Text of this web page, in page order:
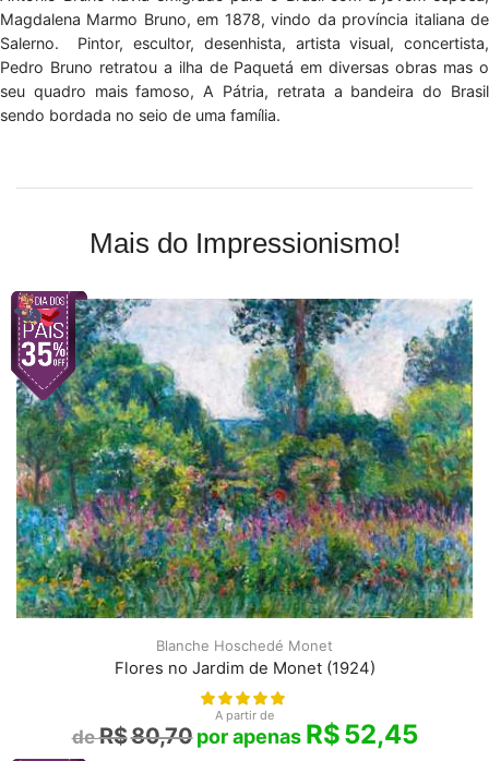
Magdalena Marmo Bruno, em 1878, vindo da província italiana de
Salerno. Pintor, escultor, desenhista, artista visual, concertista,
Pedro Bruno retratou a ilha de Paquetá em diversas obras mas o
seu quadro mais famoso, A Pátria, retrata a bandeira do Brasil
sendo bordada no seio de uma família.
Mais do Impressionismo!
Blanche Hoschedé Monet
Flores no Jardim de Monet (1924)
A partir de
R$80,70 R$52,45